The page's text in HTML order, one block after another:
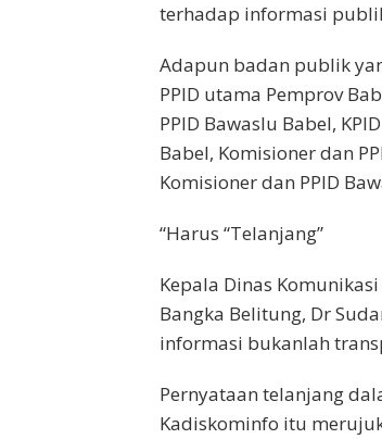
terhadap informasi
Adapun badan publik
PPID utama Pemprov
PPID Bawaslu Babel,
Babel, Komisioner dan
Komisioner dan PPID
“Harus “Telanjang”
Kepala Dinas
Bangka Belitung, Dr
informasi bukanlah
Pernyataan telanjang
Kadiskominfo itu